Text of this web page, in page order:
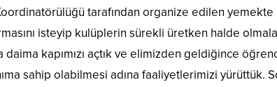
tarafından organize edilen yemekte
isteyip kulüplerin sürekli üretken halde
daima kapımızı açtık ve elimizden geldiğince
sahip olabilmesi adına faaliyetlerimizi yürüttük.